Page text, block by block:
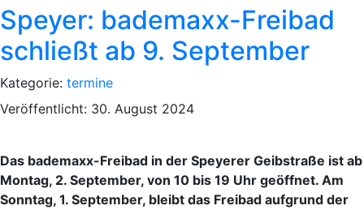
Speyer: bademaxx-Freibad
schließt ab 9. September
Kategorie: termine
Veröffentlicht: 30. August 2024
Das bademaxx-Freibad in der Speyerer Geibstraße ist ab
Montag, 2. September, von 10 bis 19 Uhr geöffnet. Am
Sonntag, 1. September, bleibt das Freibad aufgrund der